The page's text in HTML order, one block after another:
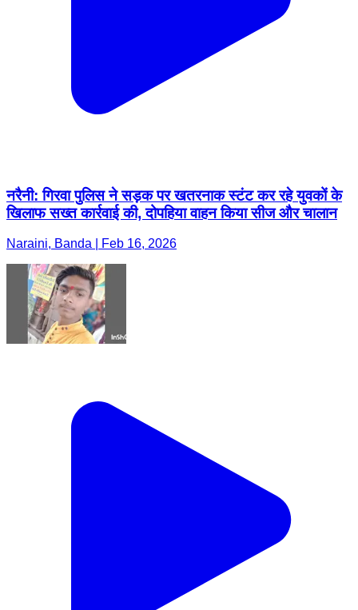
नरैनी: गिरवा पुलिस ने सड़क पर खतरनाक स्टंट कर रहे युवकों के
खिलाफ सख्त कार्रवाई की, दोपहिया वाहन किया सीज और चालान
Naraini, Banda | Feb 16, 2026